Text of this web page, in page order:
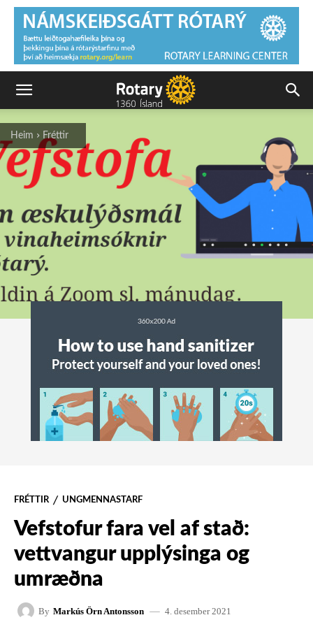
Heim Fréttir
FRÉTTIR UNGMENNASTARF
Vefstofur fara vel af stað:
vettvangur upplýsinga og
umræðna
By Markús Örn Antonsson 4. desember 2021